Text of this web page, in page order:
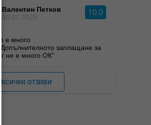
Валентин Петков
30.07.2025
10.0
е много
заплащане за
не е много ОК“
всички отзиви